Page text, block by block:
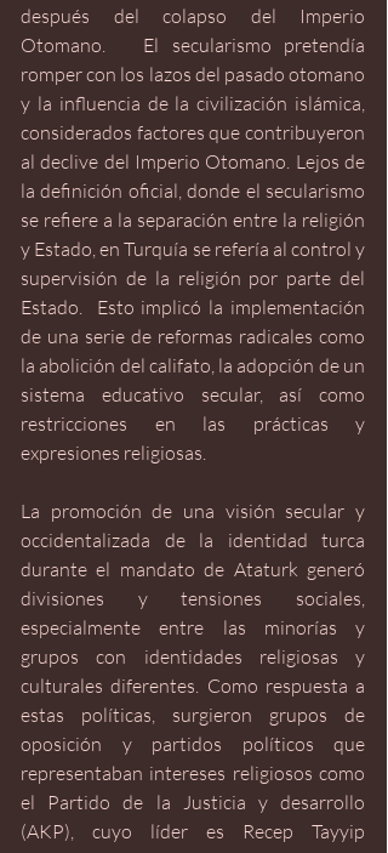
después del colapso del Imperio
Otomano.   El secularismo pretendía
romper con los lazos del pasado otomano
y la influencia de la civilización islámica,
considerados factores que contribuyeron
al declive del Imperio Otomano. Lejos de
la definición oficial, donde el secularismo
se refiere a la separación entre la religión
y Estado, en Turquía se refería al control y
supervisión de la religión por parte del
Estado.  Esto implicó la implementación
de una serie de reformas radicales como
la abolición del califato, la adopción de un
sistema educativo secular, así como
restricciones en las prácticas y
expresiones religiosas.
La promoción de una visión secular y
occidentalizada de la identidad turca
durante el mandato de Ataturk generó
divisiones y tensiones sociales,
especialmente entre las minorías y
grupos con identidades religiosas y
culturales diferentes. Como respuesta a
estas políticas, surgieron grupos de
oposición y partidos políticos que
representaban intereses religiosos como
el Partido de la Justicia y desarrollo
(AKP), cuyo líder es Recep Tayyip